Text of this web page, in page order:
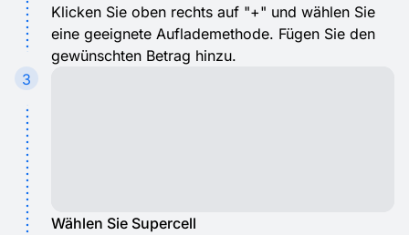
Klicken Sie oben rechts auf "+" und wählen Sie
eine geeignete Auflademethode. Fügen Sie den
gewünschten Betrag hinzu.
3
Wählen Sie Supercell